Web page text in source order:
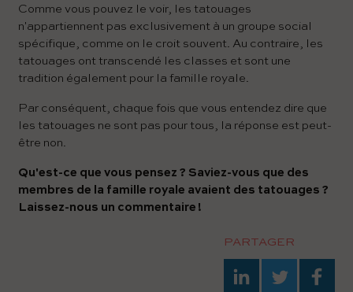
Comme vous pouvez le voir, les tatouages ​​
n'appartiennent pas exclusivement à un groupe social
spécifique, comme on le croit souvent. Au contraire, les
tatouages ​​ont transcendé les classes et sont une
tradition également pour la famille royale.
Par conséquent, chaque fois que vous entendez dire que
les tatouages ​​ne sont pas pour tous, la réponse est peut-
être non.
Qu'est-ce que vous pensez ? Saviez-vous que des
membres de la famille royale avaient des tatouages ?
Laissez-nous un commentaire !
PARTAGER